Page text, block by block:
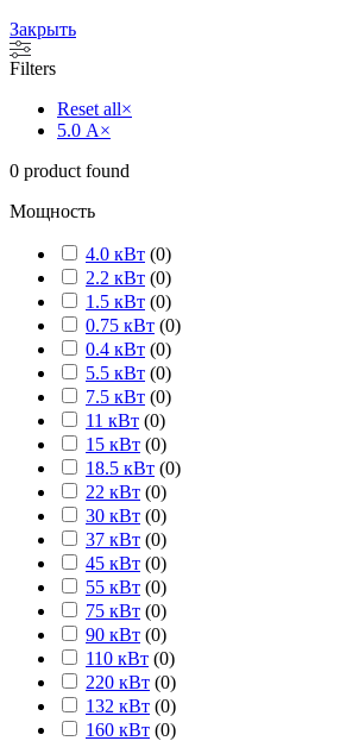
Закрыть
Filters
Reset all×
5.0 А×
0 product found
Мощность
4.0 кВт (0)
2.2 кВт (0)
1.5 кВт (0)
0.75 кВт (0)
0.4 кВт (0)
5.5 кВт (0)
7.5 кВт (0)
11 кВт (0)
15 кВт (0)
18.5 кВт (0)
22 кВт (0)
30 кВт (0)
37 кВт (0)
45 кВт (0)
55 кВт (0)
75 кВт (0)
90 кВт (0)
110 кВт (0)
220 кВт (0)
132 кВт (0)
160 кВт (0)